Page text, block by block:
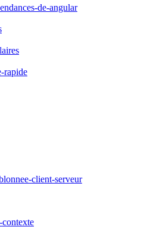
de-angular
rapide
client-serveur